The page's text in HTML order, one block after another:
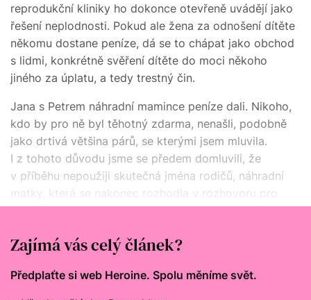
reprodukční kliniky ho dokonce otevřeně uvádějí jako
řešení neplodnosti. Pokud ale žena za odnošení dítěte
někomu dostane peníze, dá se to chápat jako obchod
s lidmi, konkrétně svěření dítěte do moci někoho
jiného za úplatu, a tedy trestný čin.
Jana s Petrem náhradní mamince peníze dali. Nikoho,
kdo by pro ně byl těhotný zdarma, nenašli, podobně
jako drtivá většina párů, se kterými jsem mluvila.
I z tohoto důvodu jsme se předem domluvili, že
v příběhu nepoužiji skutečná jména rodičů, náhradní
matky, která se nakonec rozhodla v rozhovoru pro
reportáž nepokračovat, ani jméno dnes dvouleté
Zajímá vás celý článek?
Předplaťte si web Heroine. Spolu měníme svět.